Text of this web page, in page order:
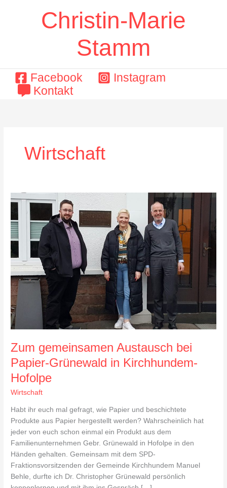
Christin-Marie
Stamm
Facebook
Instagram
Kontakt
Wirtschaft
Zum gemeinsamen Austausch bei
Papier-Grünewald in Kirchhundem-
Hofolpe
Wirtschaft
Habt ihr euch mal gefragt, wie Papier und beschichtete
Produkte aus Papier hergestellt werden? Wahrscheinlich hat
jeder von euch schon einmal ein Produkt aus dem
Familienunternehmen Gebr. Grünewald in Hofolpe in den
Händen gehalten. Gemeinsam mit dem SPD-
Fraktionsvorsitzenden der Gemeinde Kirchhundem Manuel
Behle, durfte ich Dr. Christopher Grünewald persönlich
Zum
gemeinsamen
Austausch
bei
Papier-
Grünewald
in
Kirchhundem-
Hofolpe